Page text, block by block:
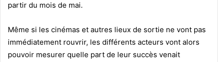
partir du mois de mai.
Même si les cinémas et autres lieux de sortie ne vont pas
immédiatement rouvrir, les différents acteurs vont alors
pouvoir mesurer quelle part de leur succès venait